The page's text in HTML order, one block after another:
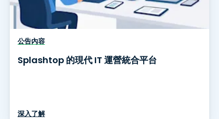
公告內容
Splashtop 的現代 IT 運營統合平台
深入了解